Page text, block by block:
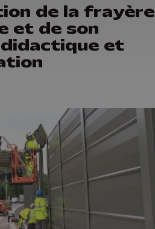
de la frayère
et de son
et